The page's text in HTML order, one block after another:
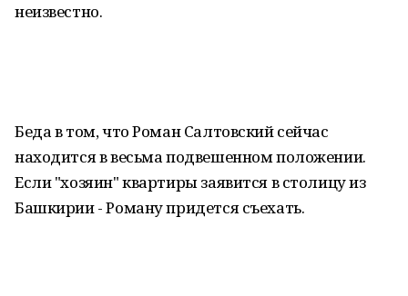
неизвестно.
Беда в том, что Роман Салтовский сейчас
находится в весьма подвешенном положении.
Если "хозяин" квартиры заявится в столицу из
Башкирии - Роману придется съехать.